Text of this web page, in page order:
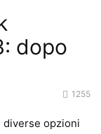
dopo
1255
diverse opzioni